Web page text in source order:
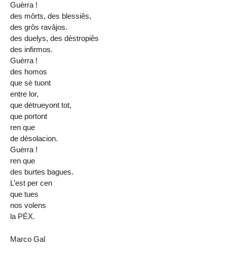
Guèrra !
des môrts, des blessiês,
des grôs ravâjos.
des duelys, des dèstropiês
des infirmos.
Guèrra !
des homos
que sè tuont
entre lor,
que dètrueyont tot,
que portont
ren que
de dèsolacion.
Guèrra !
ren que
des burtes bagues.
L’est per cen
que tues
nos volens
la PÉX.
Marco Gal